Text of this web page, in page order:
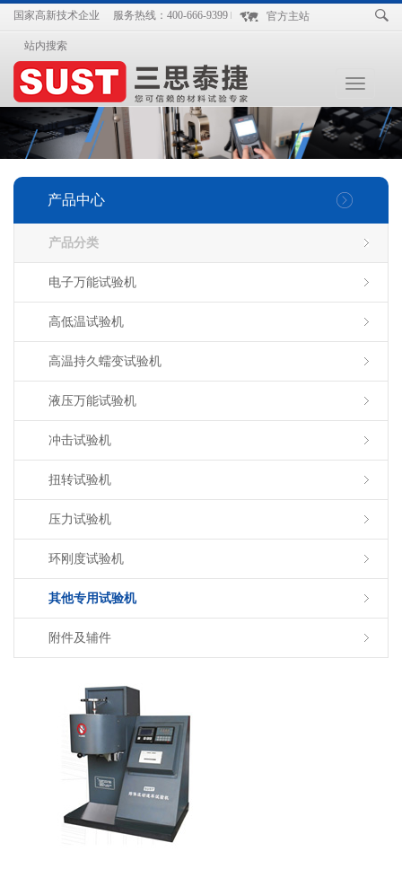
国家高新技术企业 服务热线：400-666-9399 官方主站
站内搜索
Toggle
产品中心
产品分类
电子万能试验机
高低温试验机
高温持久蠕变试验机
液压万能试验机
冲击试验机
扭转试验机
压力试验机
环刚度试验机
其他专用试验机
附件及辅件